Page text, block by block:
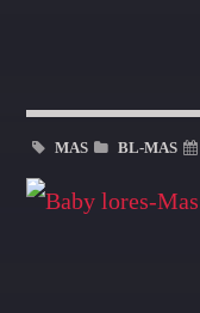
MAS BL-MAS